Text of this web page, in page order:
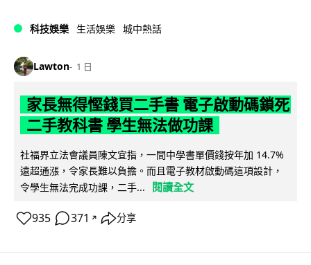
科技娛樂 生活娛樂 城中熱話
Lawton 1 日
家長無得慳錢買二手書 電子啟動碼鎖死
二手教科書 學生無法做功課
社福界立法會議員陳文宜指，一間中學書單價錢按年加 14.7%
遠超通漲，令家長難以負擔。而且電子教材啟動碼這項設計，
令學生無法完成功課，二手...
閱讀全文
935 371 ↗ 分享